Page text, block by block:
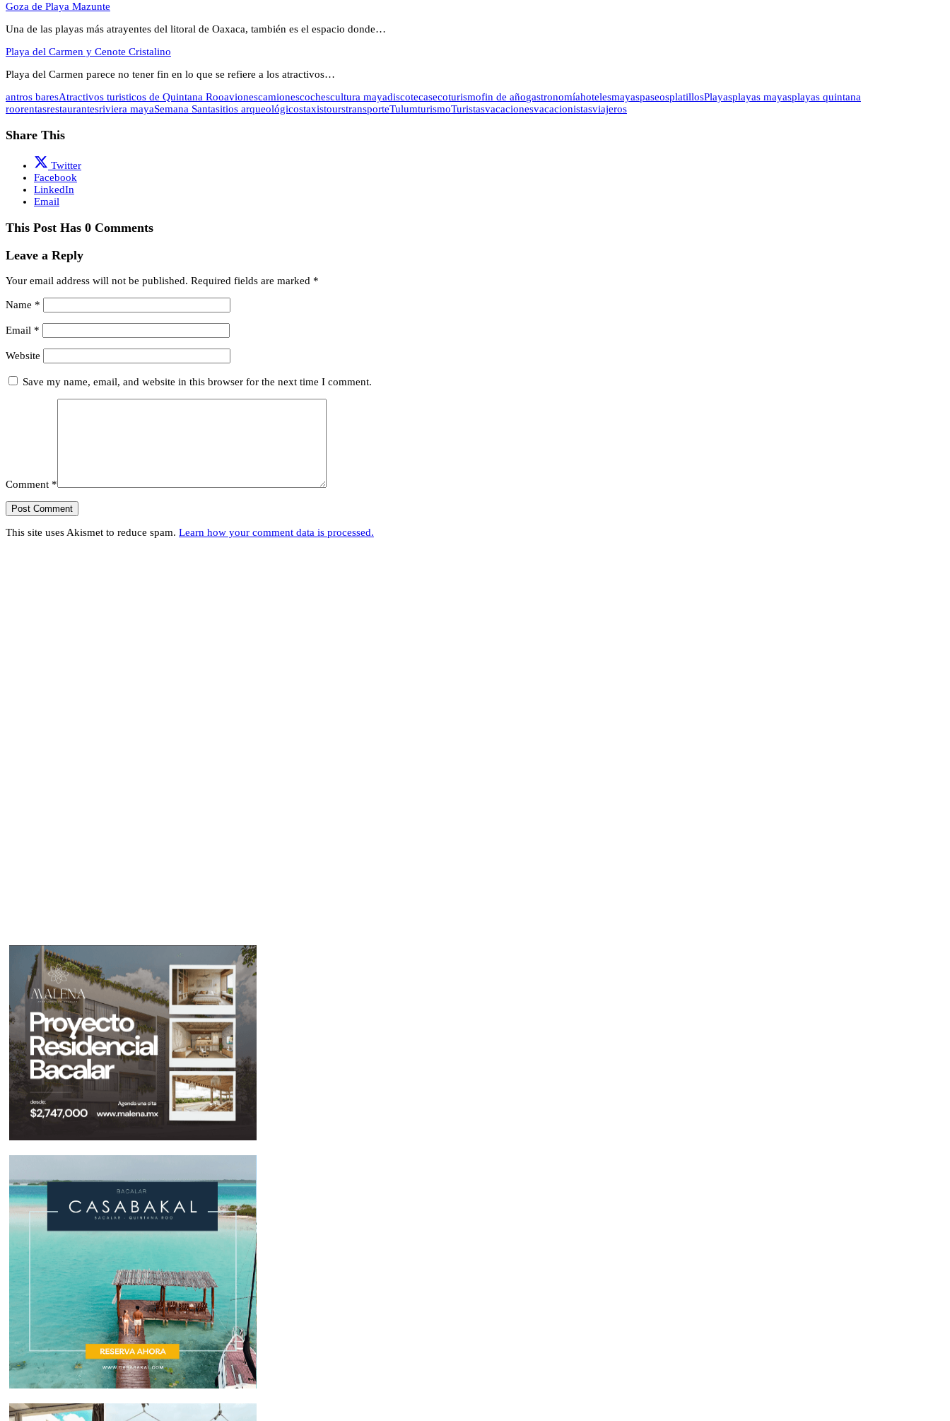
Goza de Playa Mazunte
Una de las playas más atrayentes del litoral de Oaxaca, también es el espacio donde…
Playa del Carmen y Cenote Cristalino
Playa del Carmen parece no tener fin en lo que se refiere a los atractivos…
antros baresAtractivos turisticos de Quintana Rooavionescamionescochescultura mayadiscotecasecoturismofin de añogastronomíahotelesmayaspaseosplatillosPlayasplayas mayasplayas quintana
roorentasrestaurantesriviera mayaSemana Santasitios arqueológicostaxistourstransporteTulumturismoTuristasvacacionesvacacionistasviajeros
Share This
Twitter
Facebook
LinkedIn
Email
This Post Has 0 Comments
Leave a Reply
Your email address will not be published. Required fields are marked *
Name *
Email *
Website
Save my name, email, and website in this browser for the next time I comment.
Comment *
This site uses Akismet to reduce spam. Learn how your comment data is processed.